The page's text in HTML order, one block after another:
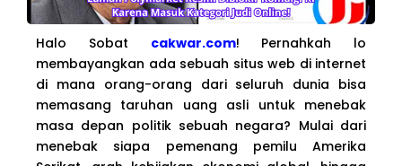
Halo Sobat cakwar.com! Pernahkah lo
membayangkan ada sebuah situs web di internet
di mana orang-orang dari seluruh dunia bisa
memasang taruhan uang asli untuk menebak
masa depan politik sebuah negara? Mulai dari
menebak siapa pemenang pemilu Amerika